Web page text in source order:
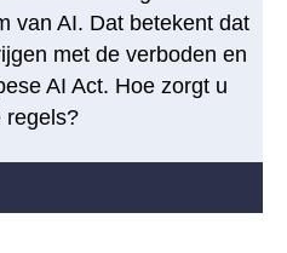
van AI. Dat betekent dat
met de verboden en
AI Act. Hoe zorgt u
regels?